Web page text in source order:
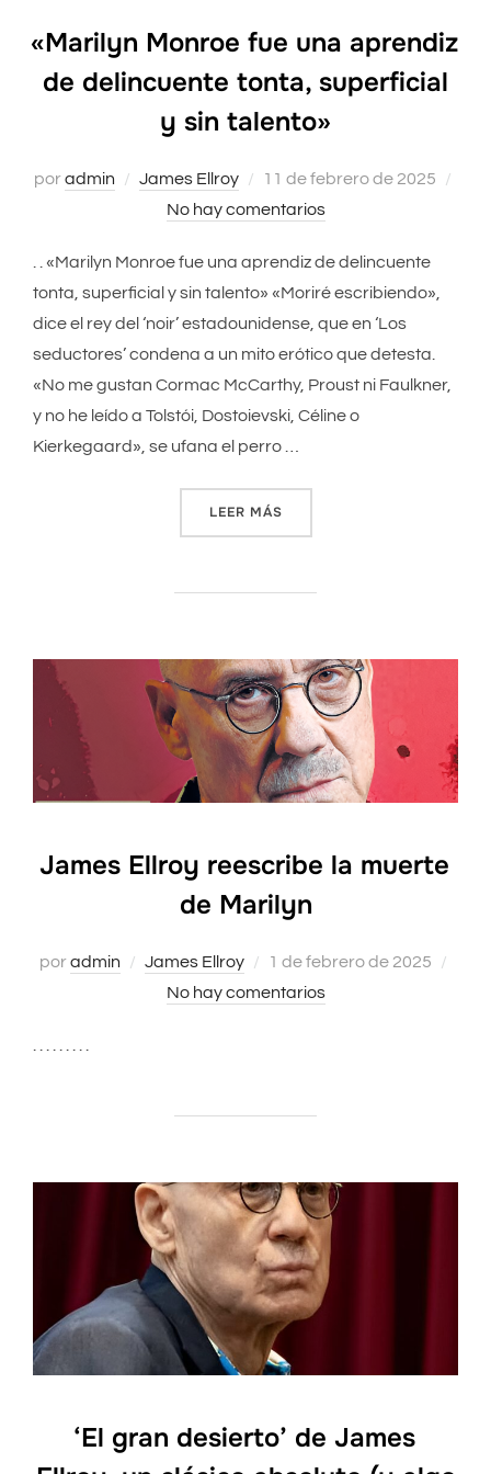
«Marilyn Monroe fue una aprendiz
de delincuente tonta, superficial
y sin talento»
poradmin James Ellroy
Publicado
el
11 de febrero de 2025
No hay comentarios
. . «Marilyn Monroe fue una aprendiz de delincuente
tonta, superficial y sin talento» «Moriré escribiendo»,
dice el rey del ‘noir’ estadounidense, que en ‘Los
seductores’ condena a un mito erótico que detesta.
«No me gustan Cormac McCarthy, Proust ni Faulkner,
y no he leído a Tolstói, Dostoievski, Céline o
Kierkegaard», se ufana el perro …
LEER MÁS
James Ellroy reescribe la muerte
de Marilyn
poradmin James Ellroy
Publicado
el
1 de febrero de 2025
No hay comentarios
‘El gran desierto’ de James